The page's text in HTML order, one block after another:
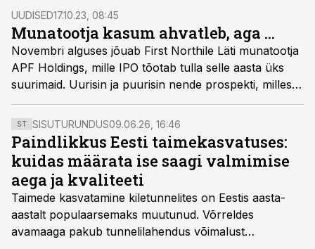
energiat.
UUDISED17.10.23, 08:45
Munatootja kasum ahvatleb, aga ...
Novembri alguses jõuab First Northile Läti munatootja
APF Holdings, mille IPO tõotab tulla selle aasta üks
suurimaid. Uurisin ja puurisin nende prospekti, millest
vaatas positiivse üllatusena vastu kasum, aga ka mitu
küsimust.
ST SISUTURUNDUS09.06.26, 16:46
Paindlikkus Eesti taimekasvatuses:
kuidas määrata ise saagi valmimise
aega ja kvaliteeti
Taimede kasvatamine kiletunnelites on Eestis aasta-
aastalt populaarsemaks muutunud. Võrreldes
avamaaga pakub tunnelilahendus võimalust